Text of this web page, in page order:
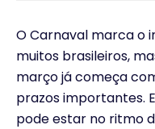
O Carnaval marca o
muitos brasileiros,
março já começa
prazos importantes.
pode estar no ritmo